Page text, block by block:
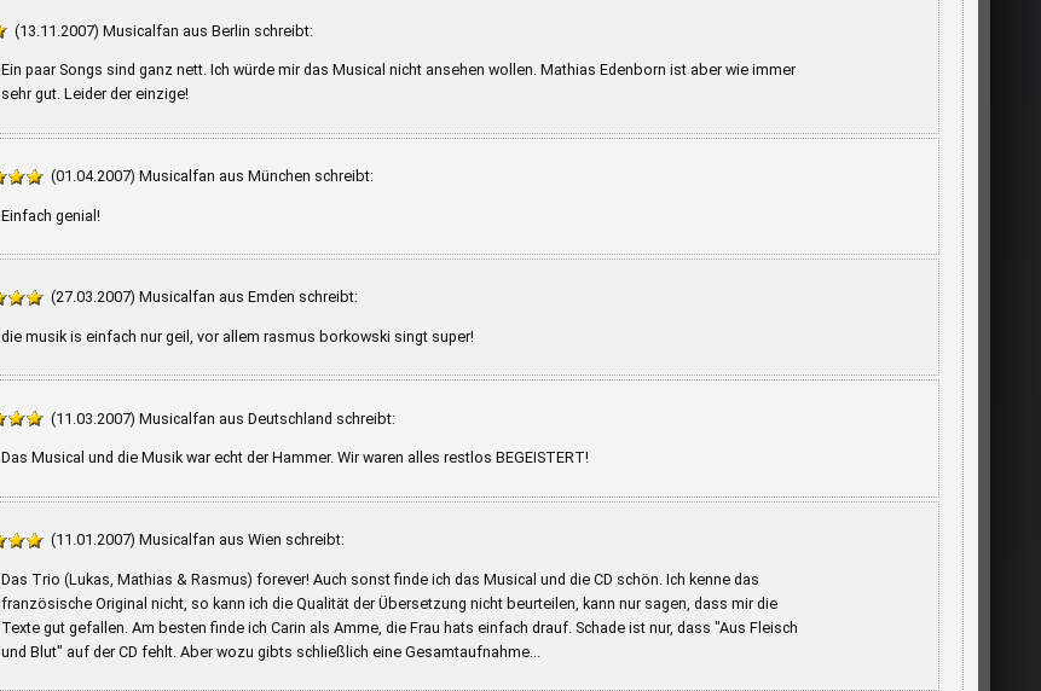
(13.11.2007) Musicalfan aus Berlin schreibt:
Ein paar Songs sind ganz nett. Ich würde mir das Musical nicht ansehen wollen. Mathias Edenborn ist aber wie immer
sehr gut. Leider der einzige!
(01.04.2007) Musicalfan aus München schreibt:
Einfach genial!
(27.03.2007) Musicalfan aus Emden schreibt:
die musik is einfach nur geil, vor allem rasmus borkowski singt super!
(11.03.2007) Musicalfan aus Deutschland schreibt:
Das Musical und die Musik war echt der Hammer. Wir waren alles restlos BEGEISTERT!
(11.01.2007) Musicalfan aus Wien schreibt:
Das Trio (Lukas, Mathias & Rasmus) forever! Auch sonst finde ich das Musical und die CD schön. Ich kenne das
französische Original nicht, so kann ich die Qualität der Übersetzung nicht beurteilen, kann nur sagen, dass mir die
Texte gut gefallen. Am besten finde ich Carin als Amme, die Frau hats einfach drauf. Schade ist nur, dass "Aus Fleisch
und Blut" auf der CD fehlt. Aber wozu gibts schließlich eine Gesamtaufnahme...